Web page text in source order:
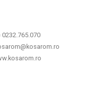
0232.765.070